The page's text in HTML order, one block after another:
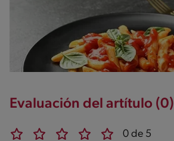
Evaluación del artítulo (0)
0 de 5